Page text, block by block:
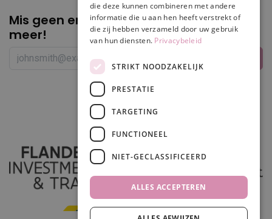
Mis geen enkelepromotie of korting
meer!
die deze kunnen combineren met andere
informatie die u aan hen heeft verstrekt of
die zij hebben verzameld door uw gebruik
van hun diensten. Privacybeleid
STRIKT NOODZAKELIJK
PRESTATIE
TARGETING
FUNCTIONEEL
NIET-GECLASSIFICEERD
ALLES ACCEPTEREN